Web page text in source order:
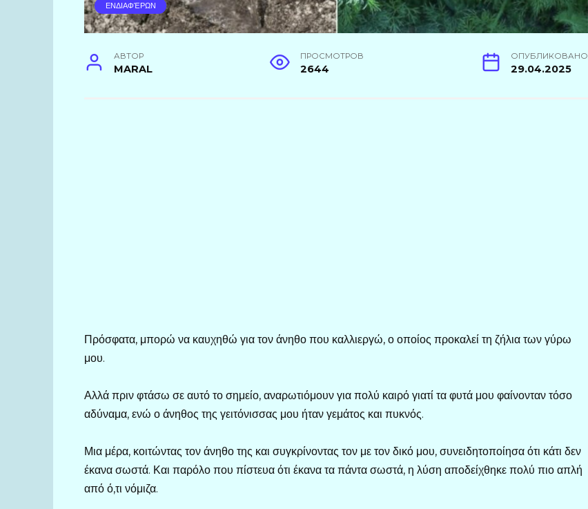
ΕΝΔΙΑΦΈΡΩΝ
АВТОР
MARAL
ПРОСМОТРОВ
2644
ОПУБЛИКОВАНО
29.04.2025
Πρόσφατα, μπορώ να καυχηθώ για τον άνηθο που καλλιεργώ, ο οποίος προκαλεί τη ζήλια των γύρω
μου.
Αλλά πριν φτάσω σε αυτό το σημείο, αναρωτιόμουν για πολύ καιρό γιατί τα φυτά μου φαίνονταν τόσο
αδύναμα, ενώ ο άνηθος της γειτόνισσας μου ήταν γεμάτος και πυκνός.
Μια μέρα, κοιτώντας τον άνηθο της και συγκρίνοντας τον με τον δικό μου, συνειδητοποίησα ότι κάτι δεν
έκανα σωστά. Και παρόλο που πίστευα ότι έκανα τα πάντα σωστά, η λύση αποδείχθηκε πολύ πιο απλή
από ό,τι νόμιζα.